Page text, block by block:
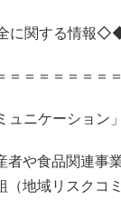
に関する情報
＝＝＝＝＝＝＝＝
ュニケーション
者や食品関連事
（地域リスクコ